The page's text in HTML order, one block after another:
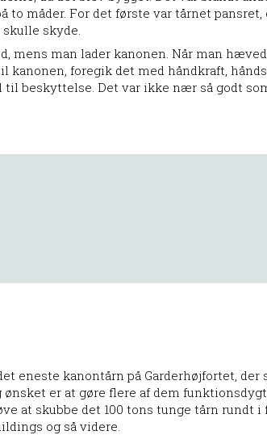
to måder. For det første var tårnet
skyde.
mens man lader kanonen. Når man
kanonen, foregik det med håndkraft,
til beskyttelse. Det var ikke nær så godt
eneste kanontårn på Garderhøjfortet, der
er at gøre flere af dem
at skubbe det 100 tons tunge tårn rundt
og så videre.